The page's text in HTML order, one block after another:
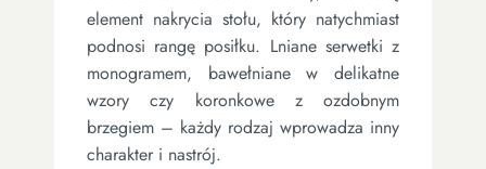
element nakrycia stołu, który natychmiast
podnosi rangę posiłku. Lniane serwetki z
monogramem, bawełniane w delikatne
wzory czy koronkowe z ozdobnym
brzegiem – każdy rodzaj wprowadza inny
charakter i nastrój.